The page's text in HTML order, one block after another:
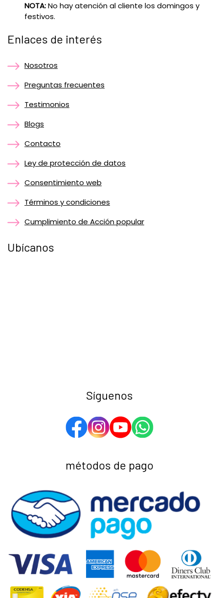
NOTA:No hay atención al cliente los domingos y
festivos.
Enlaces de interés
Nosotros
Preguntas frecuentes
Testimonios
Blogs
Contacto
Ley de protección de datos
Consentimiento web
Términos y condiciones
Cumplimiento de Acción popular
Ubícanos
Síguenos
métodos de pago